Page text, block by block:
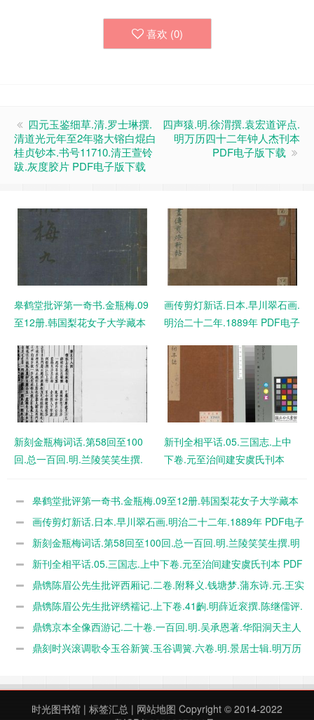
喜欢 (0)
四元玉鉴细草.清.罗士琳撰.
清道光元年至2年骆大镕白焜白
桂贞钞本.书号11710.清王萱铃
跋.灰度胶片 PDF电子版下载
四声猿.明.徐渭撰.袁宏道评点.
明万历四十二年钟人杰刊本
PDF电子版下载
皋鹤堂批评第一奇书.金瓶梅.09
至12册.韩国梨花女子大学藏本
画传剪灯新话.日本.早川翠石画.
明治二十二年.1889年 PDF电子
新刻金瓶梅词话.第58回至100
回.总一百回.明.兰陵笑笑生撰.
PDF电子版下载
新刊全相平话.05.三国志.上中
下卷.元至治间建安虞氏刊本
皋鹤堂批评第一奇书.金瓶梅.09至12册.韩国梨花女子大学藏本
PDF电子版下载
画传剪灯新话.日本.早川翠石画.明治二十二年.1889年 PDF电子
版下载新刻金瓶梅词话.第58回至100回.总一百回.明.兰陵笑笑生撰.明
万历四十五年刊本.灰度胶片 PDF电子版下载
新刊全相平话.05.三国志.上中下卷.元至治间建安虞氏刊本 PDF
电子版下载
鼎镌陈眉公先生批评西厢记.二卷.附释义.钱塘梦.蒲东诗.元.王实
甫撰.明.陈继儒评.明末书林萧腾鸿师俭堂刊本 PDF电子版下载
鼎镌陈眉公先生批评绣襦记.上下卷.41齣.明薛近衮撰.陈继儒评.
明末书林萧腾鸿刊本 PDF电子版下载
鼎镌京本全像西游记.二十卷.一百回.明.吴承恩著.华阳洞天主人
校.明代杨闽斎刊本 PDF电子版下载
鼎刻时兴滚调歌令玉谷新簧.玉谷调簧.六卷.明.景居士辑.明万历
时光图书馆 | 标签汇总 | 网站地图 Copyright © 2014-2022